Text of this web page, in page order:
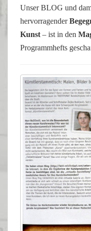
Unser BLOG und
hervorragender
Kunst – ist in den
Programmhefts